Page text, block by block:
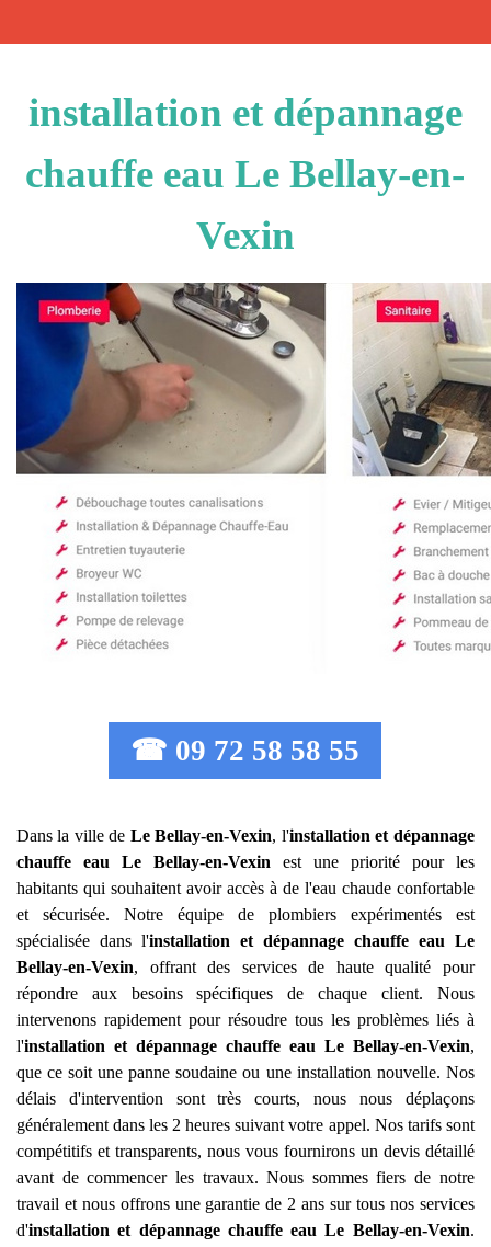
installation et dépannage
chauffe eau Le Bellay-en-
Vexin
☎ 09 72 58 58 55
Dans la ville de Le Bellay-en-Vexin, l'installation et dépannage
chauffe eau
Le Bellay-en-Vexin est une priorité pour les
habitants qui souhaitent avoir accès à de l'eau chaude confortable
et sécurisée. Notre équipe de plombiers expérimentés est
spécialisée dans l'installation et dépannage chauffe eau Le
Bellay-en-Vexin, offrant des services de haute qualité pour
répondre aux besoins spécifiques de chaque client. Nous
intervenons rapidement pour résoudre tous les problèmes liés à
l'installation et dépannage chauffe eau Le Bellay-en-Vexin,
que ce soit une panne soudaine ou une installation nouvelle. Nos
délais d'intervention sont très courts, nous nous déplaçons
généralement dans les 2 heures suivant votre appel. Nos tarifs sont
compétitifs et transparents, nous vous fournirons un devis détaillé
avant de commencer les travaux. Nous sommes fiers de notre
travail et nous offrons une garantie de 2 ans sur tous nos services
d'installation et dépannage chauffe eau Le Bellay-en-Vexin.